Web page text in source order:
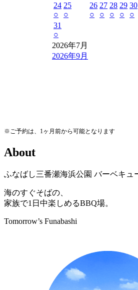
24
○
25
○
26
○
27
○
28
○
29
○
30
○
31
○
2026年7月
2026年9月
※ご予約は、1ヶ月前から可能となります
About
ふなばし三番瀬海浜公園 バーベキュ
海のすぐそばの、
家族で1日中楽しめるBBQ場。
Tomorrow’s Funabashi